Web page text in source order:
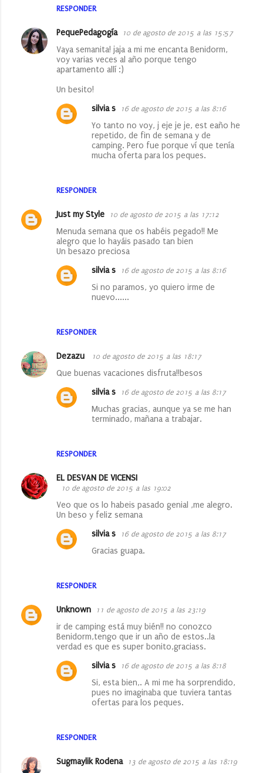
RESPONDER
PequePedagogía 10 de agosto de 2015 a las 15:57
Vaya semanita! jaja a mi me encanta Benidorm,
voy varias veces al año porque tengo
apartamento allí :)
Un besito!
RESPONDER
silvia s 16 de agosto de 2015 a las 8:16
Yo tanto no voy, j eje je je, est eaño he
repetido, de fin de semana y de
camping. Pero fue porque ví que tenía
mucha oferta para los peques.
Just my Style 10 de agosto de 2015 a las 17:12
Menuda semana que os habéis pegado!! Me
alegro que lo hayáis pasado tan bien
Un besazo preciosa
RESPONDER
silvia s 16 de agosto de 2015 a las 8:16
Si no paramos, yo quiero irme de
nuevo......
Dezazu 10 de agosto de 2015 a las 18:17
Que buenas vacaciones disfruta!!besos
RESPONDER
silvia s 16 de agosto de 2015 a las 8:17
Muchas gracias, aunque ya se me han
terminado, mañana a trabajar.
EL DESVAN DE VICENSI
10 de agosto de 2015 a las 19:02
Veo que os lo habeis pasado genial ,me alegro.
Un beso y feliz semana
RESPONDER
silvia s 16 de agosto de 2015 a las 8:17
Gracias guapa.
Unknown 11 de agosto de 2015 a las 23:19
ir de camping está muy bién!! no conozco
Benidorm,tengo que ir un año de estos..la
verdad es que es super bonito,graciass.
RESPONDER
silvia s 16 de agosto de 2015 a las 8:18
Si, esta bien,. A mi me ha sorprendido,
pues no imaginaba que tuviera tantas
ofertas para los peques.
Sugmaylik Rodena 13 de agosto de 2015 a las 18:19